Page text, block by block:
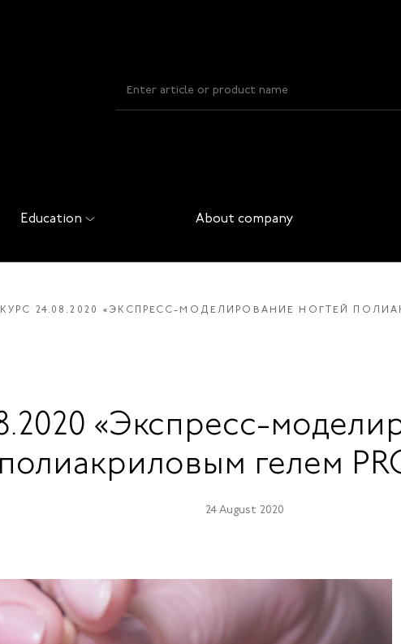
Education About company
КУРС 24.08.2020 «ЭКСПРЕСС-МОДЕЛИРОВАНИЕ НОГТЕЙ
«Экспресс-
полиакриловым гелем
24 August 2020